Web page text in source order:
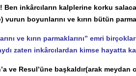
Ben inkârcıların kalplerine korku
vurun boyunlarını ve kırın bütün
ve kırın parmaklarını” emri
zaten inkârcılardan kimse hayatta
Resul’üne başkaldır(arak meydan